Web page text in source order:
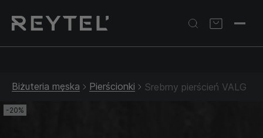
Złota biżuteria: –30% | Do 31.08
Biżuteria męska Pierścionki Srebrny pierścień VALG
-20%